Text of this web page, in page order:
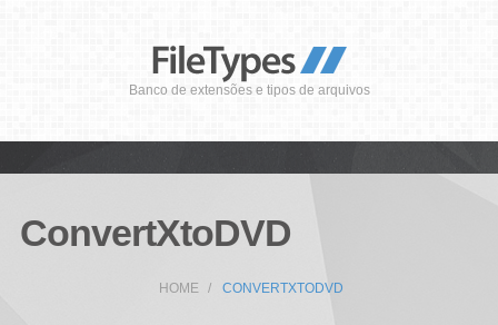
Banco de extensões e tipos de arquivos
ConvertXtoDVD
HOME CONVERTXTODVD